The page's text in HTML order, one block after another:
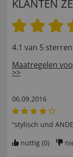
KLANTEN
4.1 van 5 sterren
Maatregelen
>>
06.09.2016
“stylisch und
nuttig (0)